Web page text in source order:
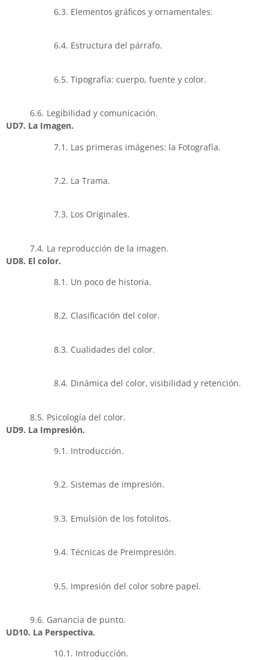
6.3. Elementos gráficos y ornamentales.
6.4. Estructura del párrafo.
6.5. Tipografía: cuerpo, fuente y color.
6.6. Legibilidad y comunicación.
UD7. La Imagen.
7.1. Las primeras imágenes: la Fotografía.
7.2. La Trama.
7.3. Los Originales.
7.4. La reproducción de la imagen.
UD8. El color.
8.1. Un poco de historia.
8.2. Clasificación del color.
8.3. Cualidades del color.
8.4. Dinámica del color, visibilidad y retención.
8.5. Psicología del color.
UD9. La Impresión.
9.1. Introducción.
9.2. Sistemas de impresión.
9.3. Emulsión de los fotolitos.
9.4. Técnicas de Preimpresión.
9.5. Impresión del color sobre papel.
9.6. Ganancia de punto.
UD10. La Perspectiva.
10.1. Introducción.